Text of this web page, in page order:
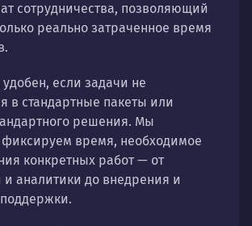
сотрудничества, позволяющий
реально затраченное время
если задачи не
в стандартные пакеты или
решения. Мы
время, необходимое
конкретных работ — от
и аналитики до внедрения и